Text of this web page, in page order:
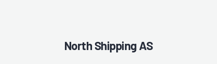
North Shipping AS